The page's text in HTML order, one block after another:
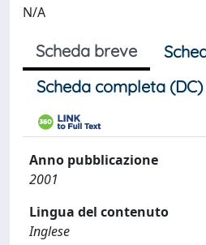
N/A
Scheda breve
Scheda completa (DC)
Anno pubblicazione
2001
Lingua del contenuto
Inglese